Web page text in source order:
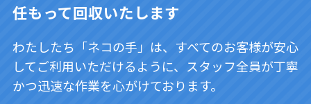
任もって回収いたします
わたしたち「ネコの手」は、すべてのお客様が安心
してご利用いただけるように、スタッフ全員が丁寧
かつ迅速な作業を心がけております。